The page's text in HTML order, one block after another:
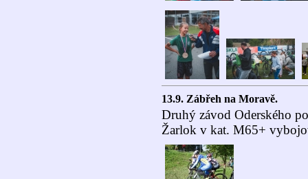
13.9. Zábřeh na Moravě.
Druhý závod Oderského
Žarlok v kat. M65+